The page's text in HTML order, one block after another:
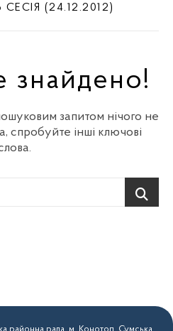
(24.12.2012)
знайдено!
запитом нічого не
спробуйте інші ключові